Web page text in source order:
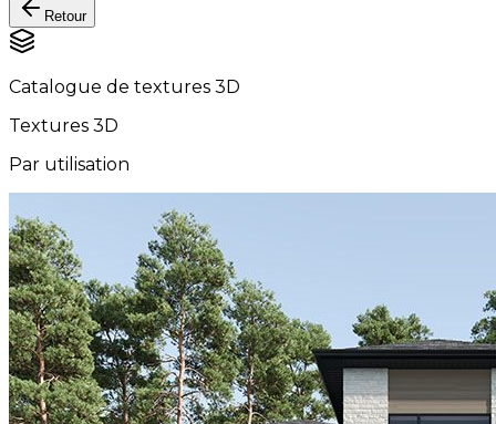
Retour
Catalogue de textures 3D
Textures 3D
Par utilisation